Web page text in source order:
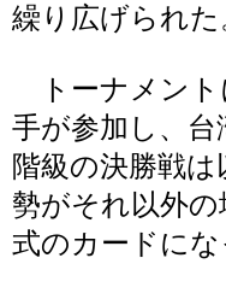
繰り広げられた
トーナメント
手が参加し、
階級の決勝戦
勢がそれ以外
式のカードにな